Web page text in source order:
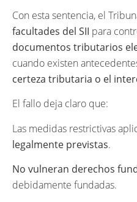
Con esta sentencia, el
facultades del SII para
documentos tributarios
cuando existen
certeza tributaria o el
El fallo deja claro que:
Las medidas restrictivas
legalmente previstas.
No vulneran derechos
debidamente fundadas.